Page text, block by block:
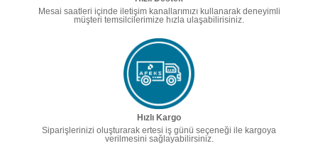
Mesai saatleri içinde iletişim kanallarımızı kullanarak deneyimli
müşteri temsilcilerimize hızla ulaşabilirisiniz.
Hızlı Kargo
Siparişlerinizi oluşturarak ertesi iş günü seçeneği ile kargoya
verilmesini sağlayabilirsiniz.